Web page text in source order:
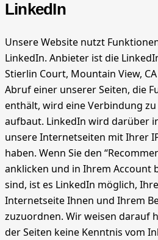
LinkedIn
Unsere Website nutzt
LinkedIn. Anbieter ist die
Stierlin Court, Mountain View, CA
Abruf einer unserer Seiten, die
enthält, wird eine Verbindung
aufbaut. LinkedIn wird darüber
unsere Internetseiten mit Ihrer
haben. Wenn Sie den
anklicken und in Ihrem Account
sind, ist es LinkedIn möglich,
Internetseite Ihnen und Ihrem
zuzuordnen. Wir weisen darauf
der Seiten keine Kenntnis vom